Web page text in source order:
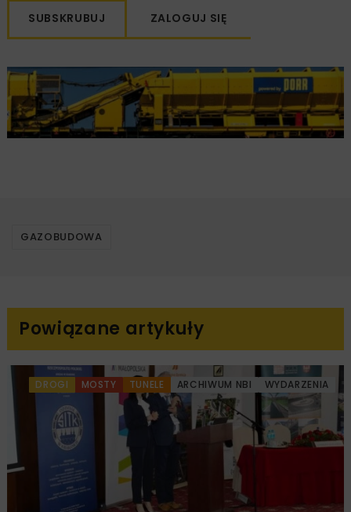
SUBSKRUBUJ ZALOGUJ SIĘ
GAZOBUDOWA
Powiązane artykuły
DROGI MOSTY TUNELE ARCHIWUM NBI WYDARZENIA